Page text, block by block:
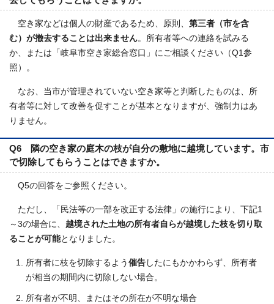
空き家などは個人の財産であるため、原則、 第三者（市を含
む）が撤去することは出来ません。所有者等への連絡を試みる
か、または「岐阜市空き家総合窓口」にご相談ください（Q1参
照）。
なお、当市が管理されていない空き家等と判断したものは、所
有者等に対して改善を促すことが基本となりますが、強制力はあ
りません。
Q6 隣の空き家の庭木の枝が自分の敷地に越境しています。市
で切除してもらうことはできますか。
Q5の回答をご参照ください。
ただし、「民法等の一部を改正する法律」の施行により、下記1
～3の場合に、 越境された土地の所有者自らが越境した枝を切り取
ることが可能となりました。
所有者に枝を切除するよう 催告 したにもかかわらず、所有者
が相当の期間内に切除しない場合。
所有者が不明、またはその所在が不明な場合